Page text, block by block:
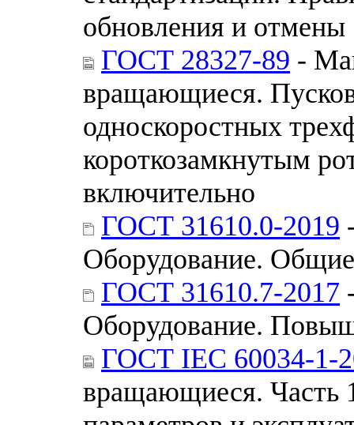
обновления и отмены
ГОСТ 28327-89 -
вращающиеся.
односкоростных
короткозамкнутым
включительно
ГОСТ 31610.0-2019
Оборудование.
ГОСТ 31610.7-2017
Оборудование.
ГОСТ IEC 60034-1-
вращающиеся. Часть